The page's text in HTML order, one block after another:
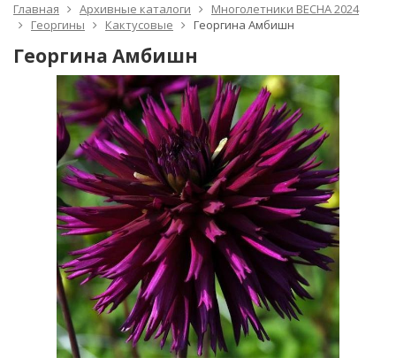
Главная Архивные каталоги
Многолетники ВЕСНА 2024
Георгины
Кактусовые Георгина Амбишн
Георгина Амбишн